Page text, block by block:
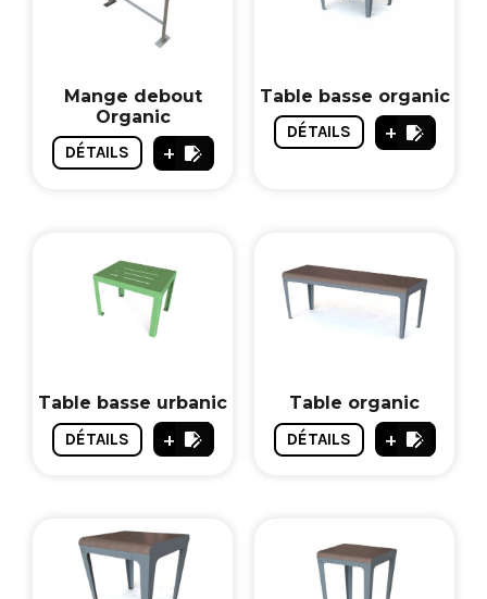
Mange debout
Organic
DÉTAILS +
Table basse organic
DÉTAILS +
Table basse urbanic
DÉTAILS +
Table organic
DÉTAILS +